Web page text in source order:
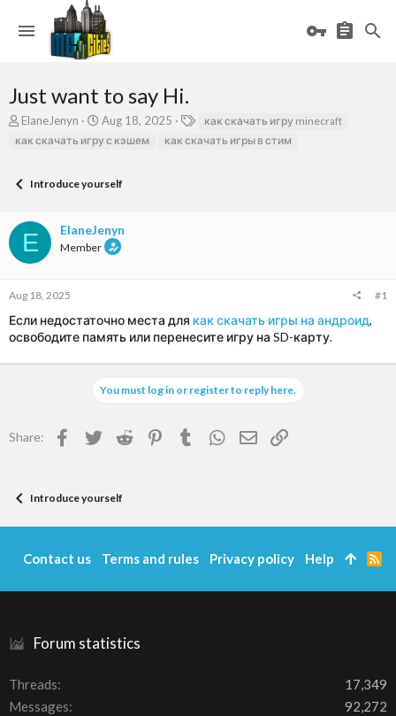
Just want to say Hi.
T
h
a
t
r
e
ElaneJenyn
S
t
t
t
e
Aug 18, 2025
a
как скачать игру minecraft
как скачать игру с кэшем
как скачать игры в стим
Introduce yourself
E ElaneJenyn
Member
Aug 18, 2025 #1
Если недостаточно места для как скачать игры на андроид,
освободите память или перенесите игру на SD-карту.
You must log in or register to reply here.
Share: Facebook
TwitterReddit Pinterest
TumblrWhatsApp
EmailLink
Introduce yourself
Forum statistics
Threads
17,349
Messages
92,272
Contact us Terms and rules Privacy policy Help
R
S